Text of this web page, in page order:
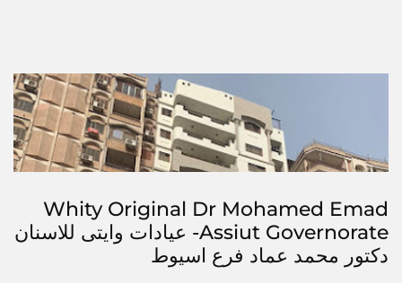
Whity Original Dr Mohamed Emad
Assiut Governorate- عيادات وايتى للاسنان
دكتور محمد عماد فرع اسيوط